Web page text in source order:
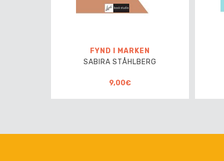
FYND I MARKEN
SABIRA STÅHLBERG
9,00€